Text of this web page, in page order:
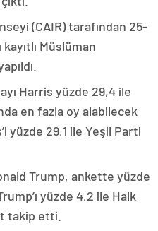
(CAIR) tarafından 25-
kayıtlı Müslüman
Harris yüzde 29,4 ile
en fazla oy alabilecek
yüzde 29,1 ile Yeşil Parti
Trump, ankette yüzde
yüzde 4,2 ile Halk
takip etti.